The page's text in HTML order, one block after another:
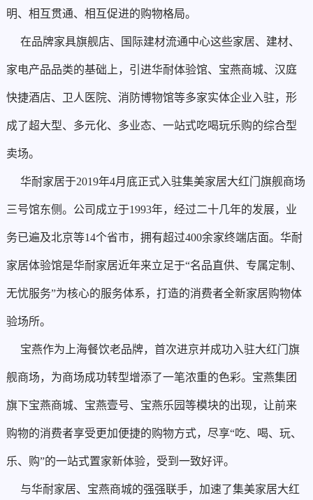
明、相互贯通、相互促进的购物格局。
在品牌家具旗舰店、国际建材流通中心这些家居、建材、
家电产品品类的基础上，引进华耐体验馆、宝燕商城、汉庭
快捷酒店、卫人医院、消防博物馆等多家实体企业入驻，形
成了超大型、多元化、多业态、一站式吃喝玩乐购的综合型
卖场。
华耐家居于2019年4月底正式入驻集美家居大红门旗舰商场
三号馆东侧。公司成立于1993年，经过二十几年的发展，业
务已遍及北京等14个省市，拥有超过400余家终端店面。华耐
家居体验馆是华耐家居近年来立足于“名品直供、专属定制、
无忧服务”为核心的服务体系，打造的消费者全新家居购物体
验场所。
宝燕作为上海餐饮老品牌，首次进京并成功入驻大红门旗
舰商场，为商场成功转型增添了一笔浓重的色彩。宝燕集团
旗下宝燕商城、宝燕壹号、宝燕乐园等模块的出现，让前来
购物的消费者享受更加便捷的购物方式，尽享“吃、喝、玩、
乐、购”的一站式置家新体验，受到一致好评。
与华耐家居、宝燕商城的强强联手，加速了集美家居大红